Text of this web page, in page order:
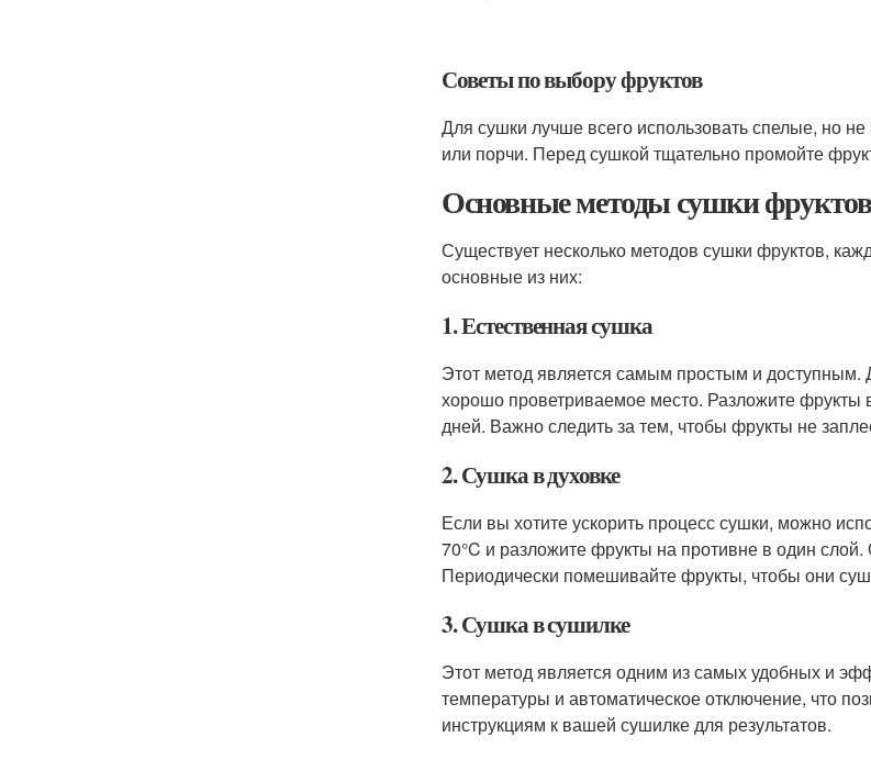
Советы по выбору фруктов
Для сушки лучше всего использовать спелые, но
или порчи. Перед сушкой тщательно промойте
Основные методы сушки фруктов
Существует несколько методов сушки фруктов,
основные из них:
1. Естественная сушка
Этот метод является самым простым и доступным.
хорошо проветриваемое место. Разложите фрукты
дней. Важно следить за тем, чтобы фрукты не
2. Сушка в духовке
Если вы хотите ускорить процесс сушки, можно
70°C и разложите фрукты на противне в один
Периодически помешивайте фрукты, чтобы они
3. Сушка в сушилке
Этот метод является одним из самых удобных и
температуры и автоматическое отключение, что
инструкциям к вашей сушилке для результатов.